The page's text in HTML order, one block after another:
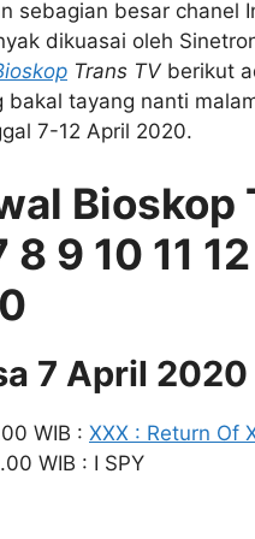
sebagian besar chanel
dikuasai oleh
Trans TV berikut
bakal tayang nanti
7-12 April 2020.
Bioskop
8 9 10 11
7 April 2020
WIB : XXX : Return Of
WIB : I SPY